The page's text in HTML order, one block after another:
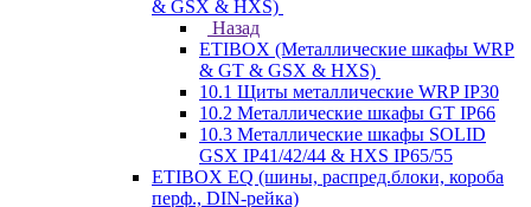
& GSX & HXS)
Назад
ETIBOX (Металлические шкафы WRP
& GT & GSX & HXS)
10.1 Щиты металлические WRP IP30
10.2 Металлические шкафы GT IP66
10.3 Металлические шкафы SOLID
GSX IP41/42/44 & HXS IP65/55
ETIBOX EQ (шины, распред.блоки, короба
перф., DIN-рейка)